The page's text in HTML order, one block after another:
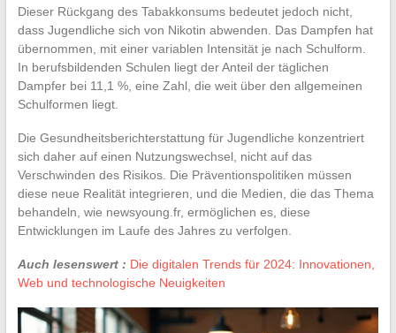
Dieser Rückgang des Tabakkonsums bedeutet jedoch nicht,
dass Jugendliche sich von Nikotin abwenden. Das Dampfen hat
übernommen, mit einer variablen Intensität je nach Schulform.
In berufsbildenden Schulen liegt der Anteil der täglichen
Dampfer bei 11,1 %, eine Zahl, die weit über den allgemeinen
Schulformen liegt.
Die Gesundheitsberichterstattung für Jugendliche konzentriert
sich daher auf einen Nutzungswechsel, nicht auf das
Verschwinden des Risikos. Die Präventionspolitiken müssen
diese neue Realität integrieren, und die Medien, die das Thema
behandeln, wie newsyoung.fr, ermöglichen es, diese
Entwicklungen im Laufe des Jahres zu verfolgen.
Auch lesenswert : Die digitalen Trends für 2024: Innovationen,
Web und technologische Neuigkeiten